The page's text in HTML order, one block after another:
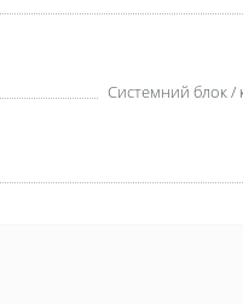
Системний блок /